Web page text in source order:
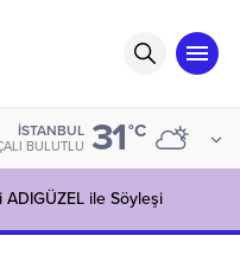
İSTANBUL
BULUTLU 31°C
ADIGÜZEL ile Söyleşi